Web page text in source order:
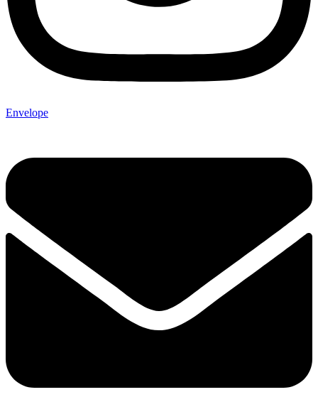
Envelope